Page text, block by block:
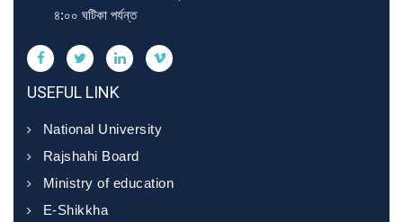
৪:০০ ঘটিকা পর্যন্ত
USEFUL LINK
National University
Rajshahi Board
Ministry of education
E-Shikkha